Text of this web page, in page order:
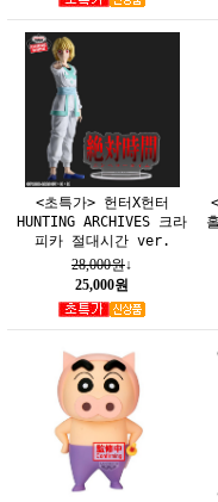
<초특가> 헌터X헌터
HUNTING ARCHIVES 크라
피카 절대시간 ver.
28,000원↓
25,000원